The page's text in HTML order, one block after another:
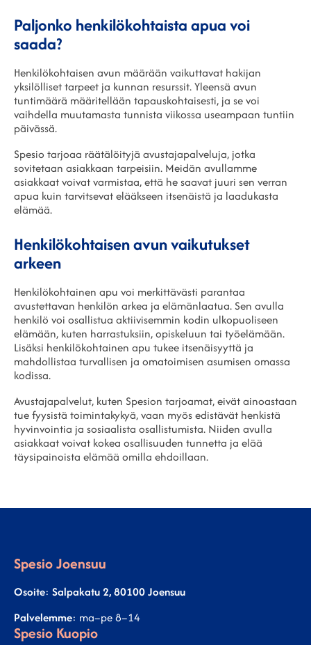
Paljonko henkilökohtaista apua voi
saada?
Henkilökohtaisen avun määrään vaikuttavat hakijan
yksilölliset tarpeet ja kunnan resurssit. Yleensä avun
tuntimäärä määritellään tapauskohtaisesti, ja se voi
vaihdella muutamasta tunnista viikossa useampaan tuntiin
päivässä.
Spesio tarjoaa räätälöityjä avustajapalveluja, jotka
sovitetaan asiakkaan tarpeisiin. Meidän avullamme
asiakkaat voivat varmistaa, että he saavat juuri sen verran
apua kuin tarvitsevat elääkseen itsenäistä ja laadukasta
elämää.
Henkilökohtaisen avun vaikutukset
arkeen
Henkilökohtainen apu voi merkittävästi parantaa
avustettavan henkilön arkea ja elämänlaatua. Sen avulla
henkilö voi osallistua aktiivisemmin kodin ulkopuoliseen
elämään, kuten harrastuksiin, opiskeluun tai työelämään.
Lisäksi henkilökohtainen apu tukee itsenäisyyttä ja
mahdollistaa turvallisen ja omatoimisen asumisen omassa
kodissa.
Avustajapalvelut, kuten Spesion tarjoamat, eivät ainoastaan
tue fyysistä toimintakykyä, vaan myös edistävät henkistä
hyvinvointia ja sosiaalista osallistumista. Niiden avulla
asiakkaat voivat kokea osallisuuden tunnetta ja elää
täysipainoista elämää omilla ehdoillaan.
Spesio Joensuu
Osoite: Salpakatu 2, 80100 Joensuu
Palvelemme: ma–pe 8–14
Spesio Kuopio